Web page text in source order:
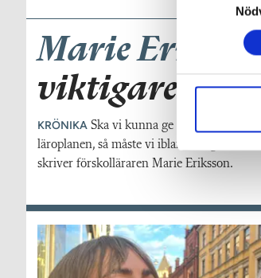
t
c
s
v
l
Marie
viktigare än
KRÖNIKA Ska vi kunna ge barnen tid, rum
läroplanen, så måste vi ibland fånga
skriver förskolläraren Marie Eriksson.